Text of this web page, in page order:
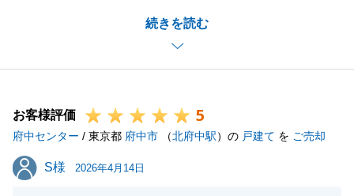
続きを読む
てご相談をいただき重ねてお礼申し上げます。
今後とも不動産でお困りのことがございましたらどう
ぞお気軽にお申し付けください。
お客様評価 5
府中センター / 東京都 府中市 （北府中駅）の 戸建て を ご売却
S様
S様 2026年4月14日